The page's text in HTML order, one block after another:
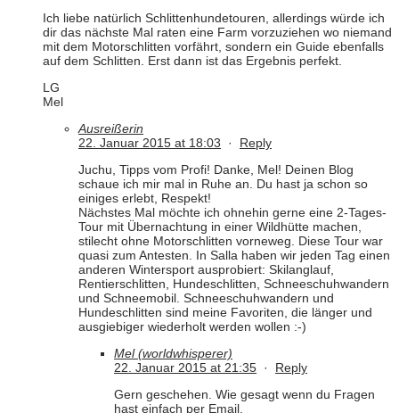
Ich liebe natürlich Schlittenhundetouren, allerdings würde ich
dir das nächste Mal raten eine Farm vorzuziehen wo niemand
mit dem Motorschlitten vorfährt, sondern ein Guide ebenfalls
auf dem Schlitten. Erst dann ist das Ergebnis perfekt.
LG
Mel
Ausreißerin
22. Januar 2015 at 18:03 · Reply
Juchu, Tipps vom Profi! Danke, Mel! Deinen Blog
schaue ich mir mal in Ruhe an. Du hast ja schon so
einiges erlebt, Respekt!
Nächstes Mal möchte ich ohnehin gerne eine 2-Tages-
Tour mit Übernachtung in einer Wildhütte machen,
stilecht ohne Motorschlitten vorneweg. Diese Tour war
quasi zum Antesten. In Salla haben wir jeden Tag einen
anderen Wintersport ausprobiert: Skilanglauf,
Rentierschlitten, Hundeschlitten, Schneeschuhwandern
und Schneemobil. Schneeschuhwandern und
Hundeschlitten sind meine Favoriten, die länger und
ausgiebiger wiederholt werden wollen :-)
Mel (worldwhisperer)
22. Januar 2015 at 21:35 · Reply
Gern geschehen. Wie gesagt wenn du Fragen
hast einfach per Email.